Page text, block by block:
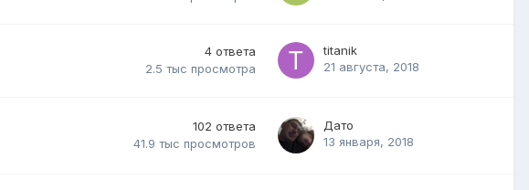
4 ответа
2.5 тыс просмотра
titanik
21 августа, 2018
102 ответа
41.9 тыс просмотров
Дато
13 января, 2018